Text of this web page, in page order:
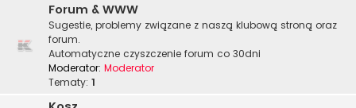
Forum & WWW
Sugestie, problemy związane z naszą klubową stroną oraz
forum.
Automatyczne czyszczenie forum co 30dni
Moderator: Moderator
Tematy: 1